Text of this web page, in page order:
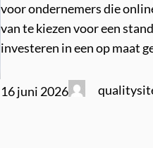
voor ondernemers die
van te kiezen voor een
investeren in een op maat
16 juni 2026